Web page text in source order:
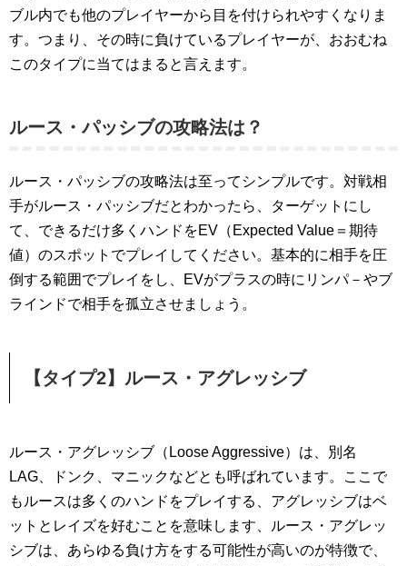
ブル内でも他のプレイヤーから目を付けられやすくなりま
す。つまり、その時に負けているプレイヤーが、おおむね
このタイプに当てはまると言えます。
ルース・パッシブの攻略法は？
ルース・パッシブの攻略法は至ってシンプルです。対戦相
手がルース・パッシブだとわかったら、ターゲットにし
て、できるだけ多くハンドをEV（Expected Value＝期待
値）のスポットでプレイしてください。基本的に相手を圧
倒する範囲でプレイをし、EVがプラスの時にリンパ－やブ
ラインドで相手を孤立させましょう。
【タイプ2】ルース・アグレッシブ
ルース・アグレッシブ（Loose Aggressive）は、別名
LAG、ドンク、マニックなどとも呼ばれています。ここで
もルースは多くのハンドをプレイする、アグレッシブはベ
ットとレイズを好むことを意味します、ルース・アグレッ
シブは、あらゆる負け方をする可能性が高いのが特徴で、